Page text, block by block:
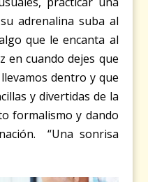
adrenalina suba al
que le encanta al
en cuando dejes que
dentro y que
y divertidas de la
formalismo y dando
“Una sonrisa